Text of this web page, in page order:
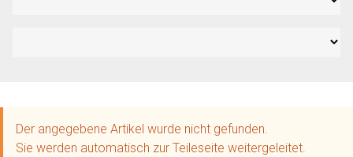
Der angegebene Artikel wurde nicht gefunden.
Sie werden automatisch zur Teileseite weitergeleitet.